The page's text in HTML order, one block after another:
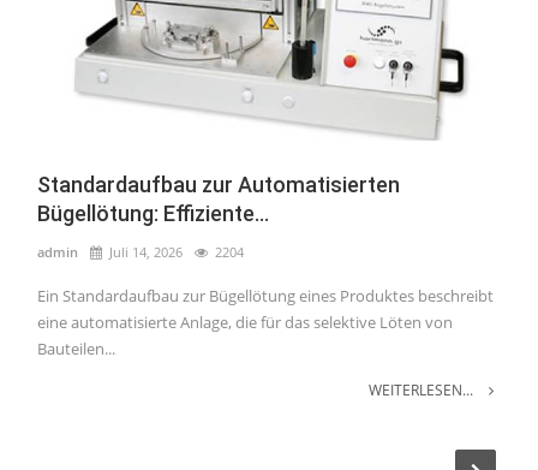
Standardaufbau zur Automatisierten
Bügellötung: Effiziente...
admin Juli 14, 2026 2204
Ein Standardaufbau zur Bügellötung eines Produktes beschreibt
eine automatisierte Anlage, die für das selektive Löten von
Bauteilen...
WEITERLESEN...